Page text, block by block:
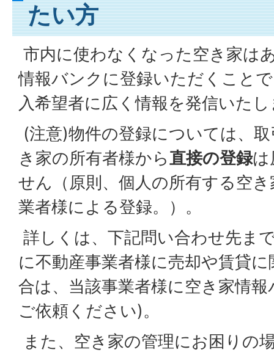
たい方
市内に使わなくなった空き家は
情報バンクに登録いただくこと
入希望者に広く情報を発信いた
(注意)物件の登録については、
き家の所有者様から直接の登録は
せん（原則、個人の所有する空
業者様による登録。）。
詳しくは、下記問い合わせ先ま
に不動産事業者様に売却や賃貸
合は、当該事業者様に空き家情
ご依頼ください)。
また、空き家の管理にお困りの